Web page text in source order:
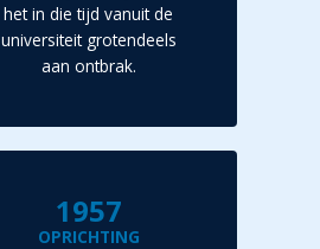
het in die tijd vanuit de
universiteit grotendeels
aan ontbrak.
1957
OPRICHTING